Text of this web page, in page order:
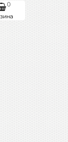
0
заказе от